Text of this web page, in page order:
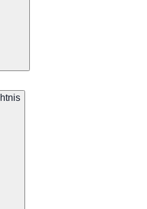
Tierarztbesuche sind
Gesundheit zu überwachen.